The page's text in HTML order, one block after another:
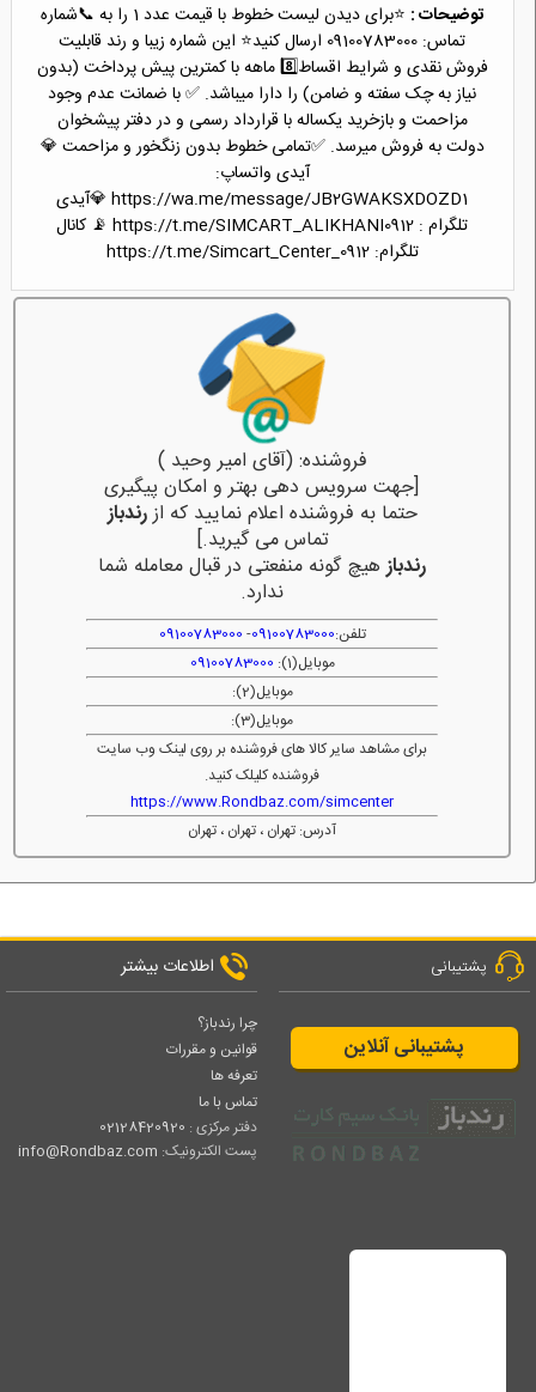
توضیحات :
⭐️برای دیدن لیست خطوط با قیمت عدد 1 را به 📞شماره
تماس: 09100783000 ارسال کنید⭐️ این شماره زیبا و رند قابلیت
فروش نقدی و شرایط اقساط8️⃣ ماهه با کمترین پیش پرداخت (بدون
نیاز به چک سفته و ضامن) را دارا میباشد. ✅ با ضمانت عدم وجود
مزاحمت و بازخرید یکساله با قرارداد رسمی و در دفتر پیشخوان
دولت به فروش میرسد. ✅تمامی خطوط بدون زنگخور و مزاحمت 💎
آیدی واتساپ:
https://wa.me/message/JB2GWAKSXDOZD1 💎آیدی
تلگرام : https://t.me/SIMCART_ALIKHANI0912 📡 کانال
تلگرام: https://t.me/Simcart_Center_0912
فروشنده: (آقای امیر وحید )
[جهت سرویس دهی بهتر و امکان پیگیری
حتما به فروشنده اعلام نمایید که ازرندباز
تماس می گیرید.]
رندبازهیچ گونه منفعتی در قبال معامله شما
ندارد.
تلفن:09100783000
-
09100783000
موبایل(1):
09100783000
موبایل(2):
موبایل(3):
برای مشاهد سایر کالا های فروشنده بر روی لینک وب سایت
فروشنده کلیلک کنید.
https://www.Rondbaz.com/simcenter
آدرس: تهران ، تهران ، تهران
پشتیبانی
پشتیبانی آنلاین
اطلاعات بیشتر
چرا رندباز؟
قوانین و مقررات
تعرفه ها
تماس با ما
دفتر مرکزی : 02128420920
پست الکترونیک: info@Rondbaz.com